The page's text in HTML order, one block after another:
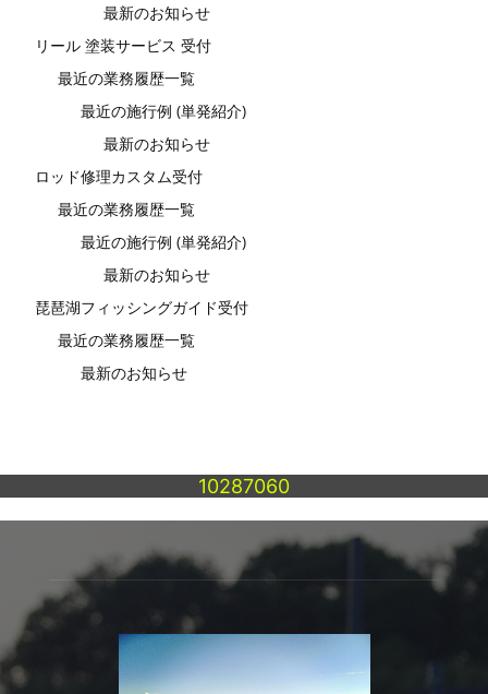
最新のお知らせ
リール 塗装サービス 受付
最近の業務履歴一覧
最近の施行例 (単発紹介)
最新のお知らせ
ロッド修理カスタム受付
最近の業務履歴一覧
最近の施行例 (単発紹介)
最新のお知らせ
琵琶湖フィッシングガイド受付
最近の業務履歴一覧
最新のお知らせ
10287060